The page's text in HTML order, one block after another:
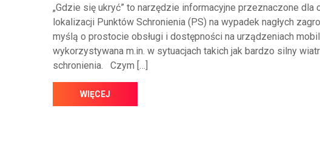
„Gdzie się ukryć” to narzędzie informacyjne przeznaczone
lokalizacji Punktów Schronienia (PS) na wypadek nagłych
myślą o prostocie obsługi i dostępności na urządzeniach
wykorzystywana m.in. w sytuacjach takich jak bardzo silny
schronienia. Czym […]
WIĘCEJ